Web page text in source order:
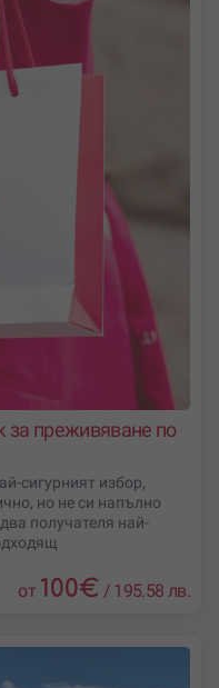
сноуборд
остане завинаги в
за преживяване по
сигурният избор,
но не си напълно
получателя най-
от 100€ / 195.58 лв.